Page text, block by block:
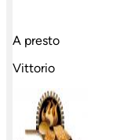
A presto
Vittorio